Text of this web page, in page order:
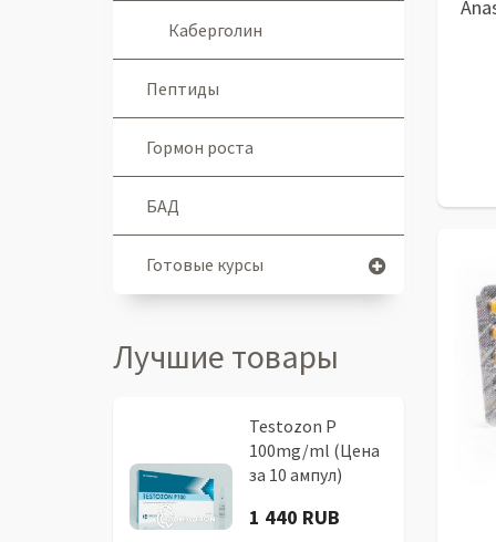
Каберголин
Пептиды
Гормон роста
БАД
Готовые курсы
Лучшие товары
Testozon P
100mg/ml (Цена
за 10 ампул)
1 440 RUB